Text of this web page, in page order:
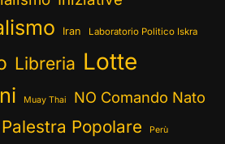
Iran Laboratorio Politico Iskra
Libreria Lotte
Muay Thai NO Comando Nato
Palestra Popolare Perù